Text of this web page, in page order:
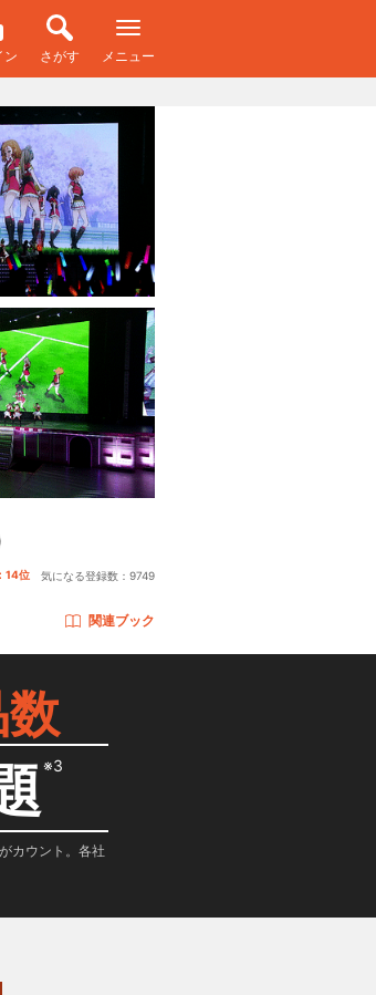
ン さがす メニュー
14位 気になる登録数： 9749
関連ブック
※3
カウント。各社